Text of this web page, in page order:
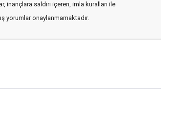
inançlara saldırı içeren, imla kuralları ile
yorumlar onaylanmamaktadır.